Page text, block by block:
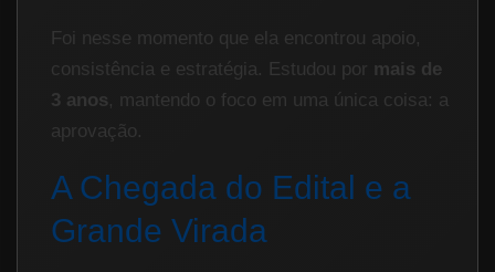
Foi nesse momento que ela encontrou apoio,
consistência e estratégia. Estudou por mais de
3 anos, mantendo o foco em uma única coisa: a
aprovação.
A Chegada do Edital e a
Grande Virada